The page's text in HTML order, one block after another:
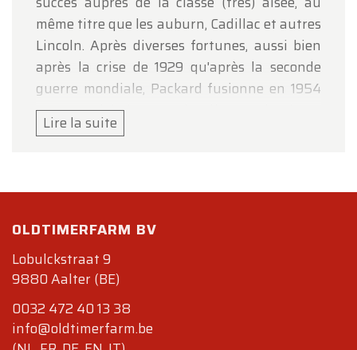
même titre que les auburn, Cadillac et autres
Lincoln. Après diverses fortunes, aussi bien
après la crise de 1929 qu'après la seconde
guerre mondiale, Packard fusionne en 1954
avec Studebaker. La dernière Packard est
construite en 1958, et le nom Packard
Studebaker disparaîtra définitivement en
d'exploitation au Canada). La Packard Eight,
connue également sous le nom de série 120,
fut produite de 1935 à 1937, puis de 1939 à
1941. Elle s'adressait à une clientèle un plus
moins élitiste que les douze cylindres de la
Lire la suite
OLDTIMERFARM BV
Lobulckstraat 9
9880 Aalter (BE)
0032 472 40 13 38
info@oldtimerfarm.be